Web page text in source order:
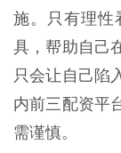
施。只有理性
具，帮助自己
只会让自己陷
内前三配资平
需谨慎。